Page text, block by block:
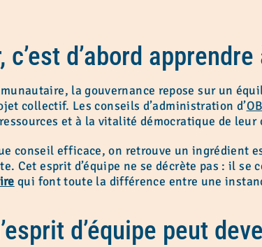
c’est d’abord
la gouvernance repose sur un
collectif. Les conseils d’administration d’
et à la vitalité démocratique de leur
conseil efficace, on retrouve un ingrédient
Cet esprit d’équipe ne se décrète pas : il se
qui font toute la différence entre une
d’équipe peut